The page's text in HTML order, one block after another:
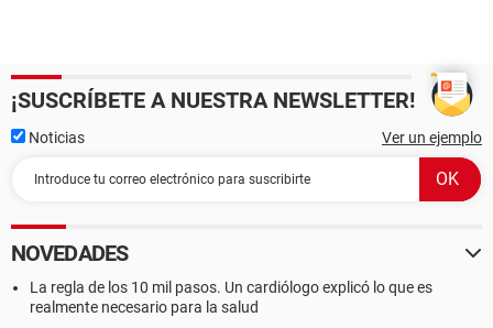
¡SUSCRÍBETE A NUESTRA NEWSLETTER!
Noticias Ver un ejemplo
NOVEDADES
La regla de los 10 mil pasos. Un cardiólogo explicó lo que es
realmente necesario para la salud